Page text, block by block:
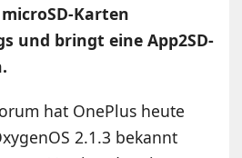
Karten
und bringt eine App2SD-
hat OnePlus heute
2.1.3 bekannt